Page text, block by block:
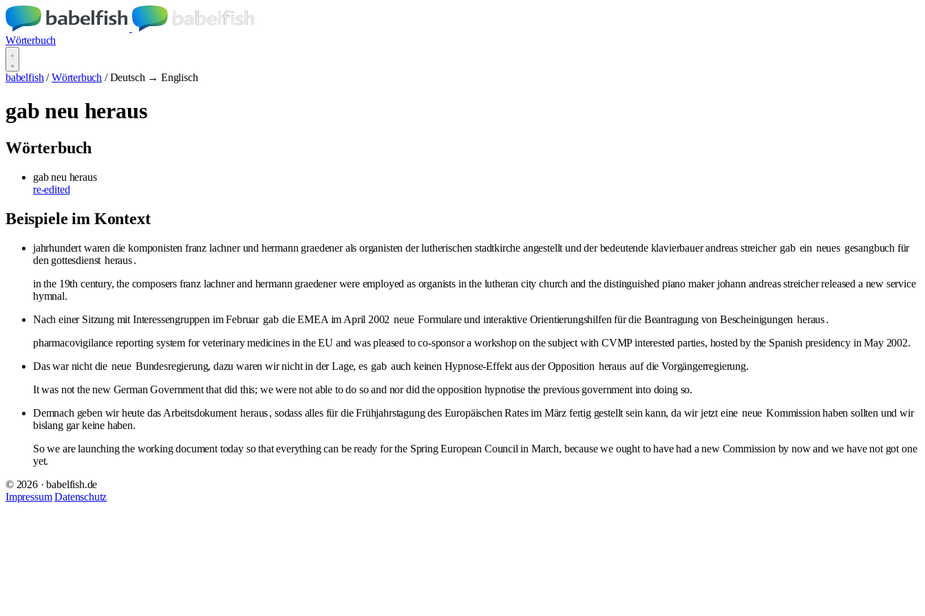
Wörterbuch
babelfish / Wörterbuch / Deutsch → Englisch
gab neu heraus
Wörterbuch
gab neu heraus
re-edited
Beispiele im Kontext
jahrhundert waren die komponisten franz lachner und hermann graedener als organisten der lutherischen stadtkirche angestellt und der bedeutende klavierbauer andreas streicher gab ein neues gesangbuch für
den gottesdienst heraus.
in the 19th century, the composers franz lachner and hermann graedener were employed as organists in the lutheran city church and the distinguished piano maker johann andreas streicher released a new service
hymnal.
Nach einer Sitzung mit Interessengruppen im Februar gab die EMEA im April 2002 neue Formulare und interaktive Orientierungshilfen für die Beantragung von Bescheinigungen heraus.
pharmacovigilance reporting system for veterinary medicines in the EU and was pleased to co-sponsor a workshop on the subject with CVMP interested parties, hosted by the Spanish presidency in May 2002.
Das war nicht die neue Bundesregierung, dazu waren wir nicht in der Lage, es gab auch keinen Hypnose-Effekt aus der Opposition heraus auf die Vorgängerregierung.
It was not the new German Government that did this; we were not able to do so and nor did the opposition hypnotise the previous government into doing so.
Demnach geben wir heute das Arbeitsdokument heraus, sodass alles für die Frühjahrstagung des Europäischen Rates im März fertig gestellt sein kann, da wir jetzt eine neue Kommission haben sollten und wir
bislang gar keine haben.
So we are launching the working document today so that everything can be ready for the Spring European Council in March, because we ought to have had a new Commission by now and we have not got one
yet.
© 2026 · babelfish.de
Impressum Datenschutz